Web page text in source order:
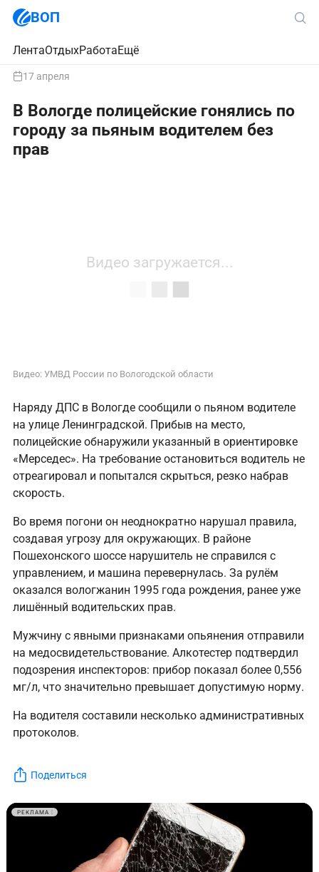
ВОП
ЛентаОтдыхРаботаЕщё
17 апреля
В Вологде полицейские гонялись по
городу за пьяным водителем без
прав
Видео загружается...
Видео: УМВД России по Вологодской области
Наряду ДПС в Вологде сообщили о пьяном водителе
на улице Ленинградской. Прибыв на место,
полицейские обнаружили указанный в ориентировке
«Мерседес». На требование остановиться водитель не
отреагировал и попытался скрыться, резко набрав
скорость.
Во время погони он неоднократно нарушал правила,
создавая угрозу для окружающих. В районе
Пошехонского шоссе нарушитель не справился с
управлением, и машина перевернулась. За рулём
оказался вологжанин 1995 года рождения, ранее уже
лишённый водительских прав.
Мужчину с явными признаками опьянения отправили
на медосвидетельствование. Алкотестер подтвердил
подозрения инспекторов: прибор показал более 0,556
мг/л, что значительно превышает допустимую норму.
На водителя составили несколько административных
протоколов.
Поделиться
РЕКЛАМА